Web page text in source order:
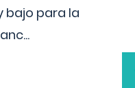
bajo para la
...